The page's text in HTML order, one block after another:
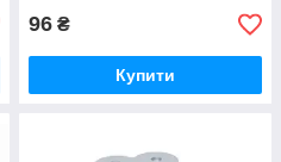
96 ₴
Купити